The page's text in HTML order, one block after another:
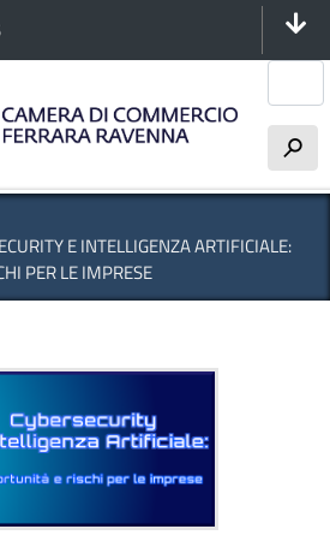
principale
h
E INTELLIGENZA ARTIFICIALE:
PER LE IMPRESE